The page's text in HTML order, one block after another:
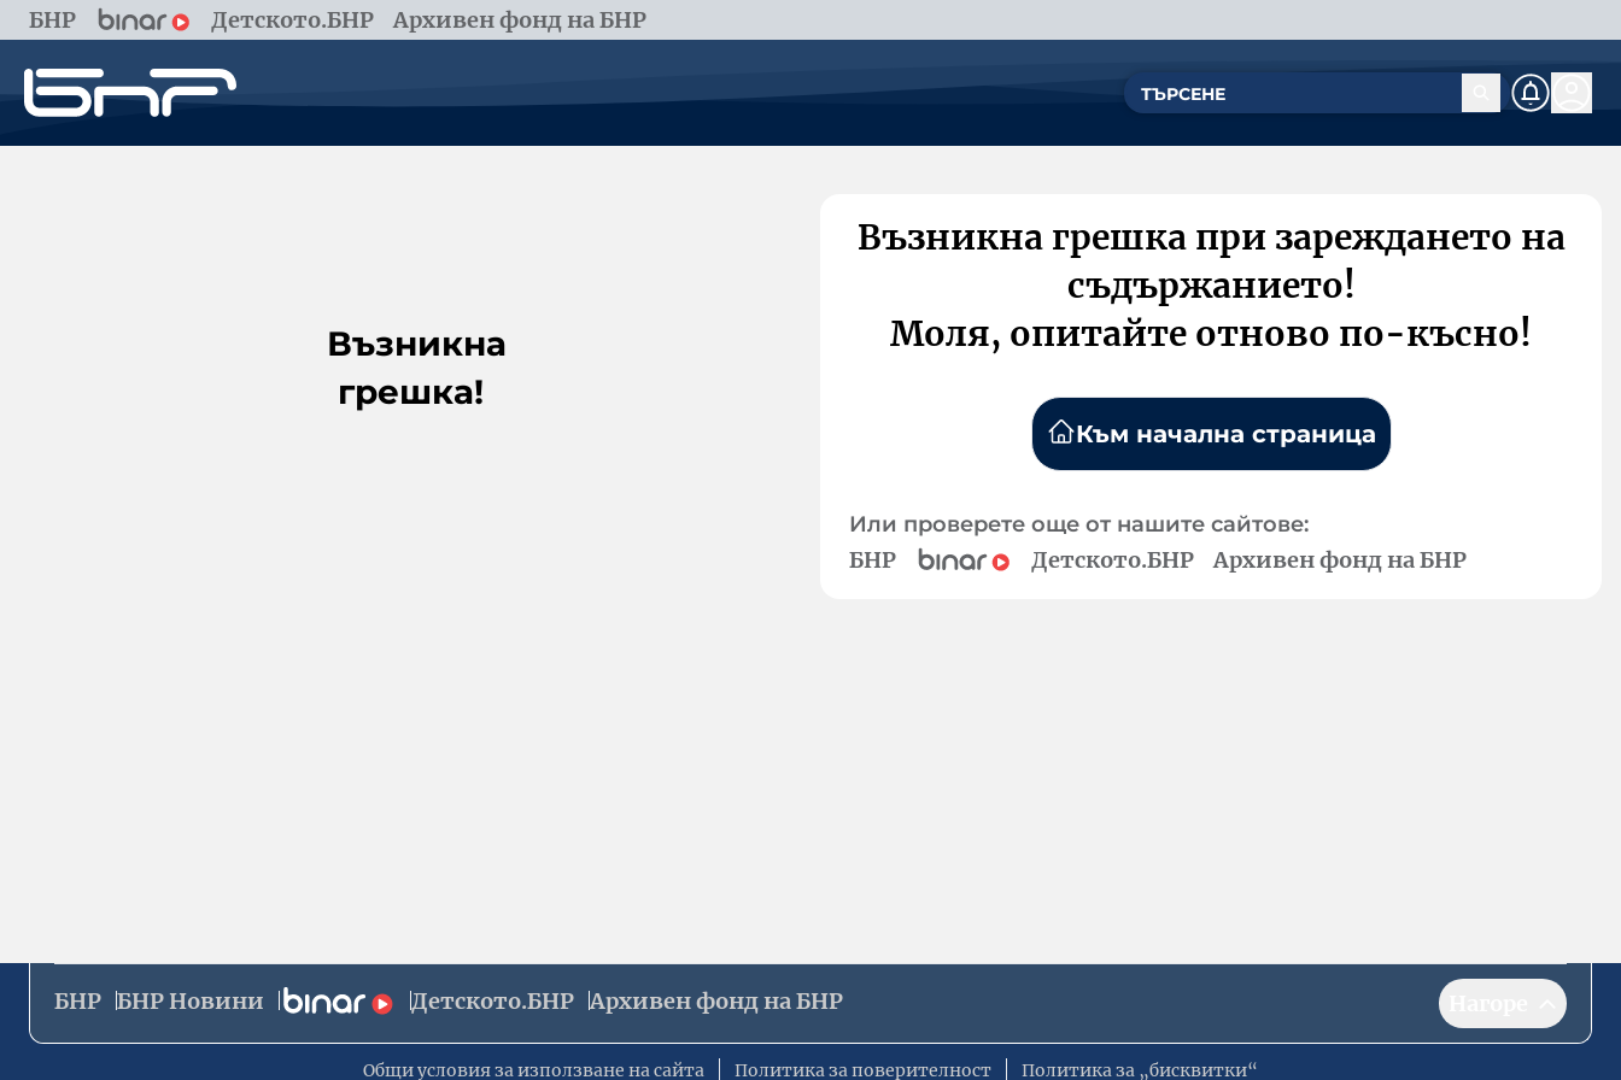
БНР Детското.БНР Архивен фонд на БНР
Възникна
грешка!
Възникна грешка при зареждането на
съдържанието!
Моля, опитайте отново по-късно!
Към начална страница
Или проверете още от нашите сайтове:
БНР Детското.БНР Архивен фонд на БНР
БНР БНР Новини Детското.БНР Архивен фонд на БНР
Общи условия за използване на сайта Политика за поверителност Политика за „бисквитки“